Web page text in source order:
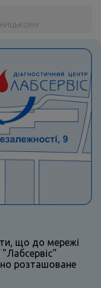
що до мережі
"Лабсервіс"
розташоване